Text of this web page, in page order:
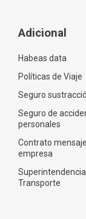
Adicional
Habeas data
Políticas de Viaje
Seguro
Seguro de
personales
Contrato
empresa
Transporte